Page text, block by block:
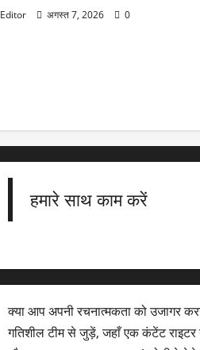
Editor अगस्त 7, 2026 0
हमारे साथ काम करें
क्या आप अपनी रचनात्मकता को उजागर
गतिशील टीम से जुड़ें, जहाँ एक कंटेंट राइटर